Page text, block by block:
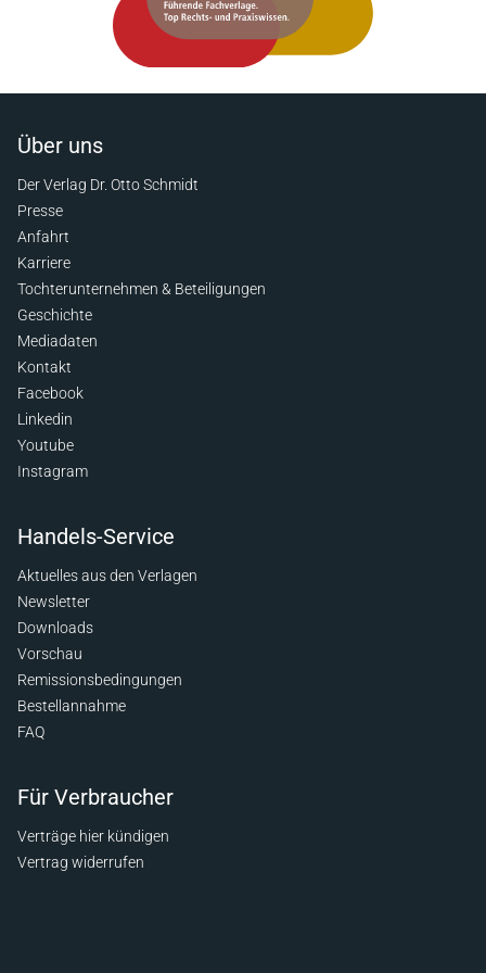
Über uns
Der Verlag Dr. Otto Schmidt
Presse
Anfahrt
Karriere
Tochterunternehmen & Beteiligungen
Geschichte
Mediadaten
Kontakt
Facebook
Linkedin
Youtube
Instagram
Handels-Service
Aktuelles aus den Verlagen
Newsletter
Downloads
Vorschau
Remissionsbedingungen
Bestellannahme
FAQ
Für Verbraucher
Verträge hier kündigen
Vertrag widerrufen